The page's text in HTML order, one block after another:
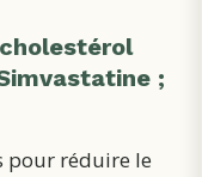
;
pour réduire le